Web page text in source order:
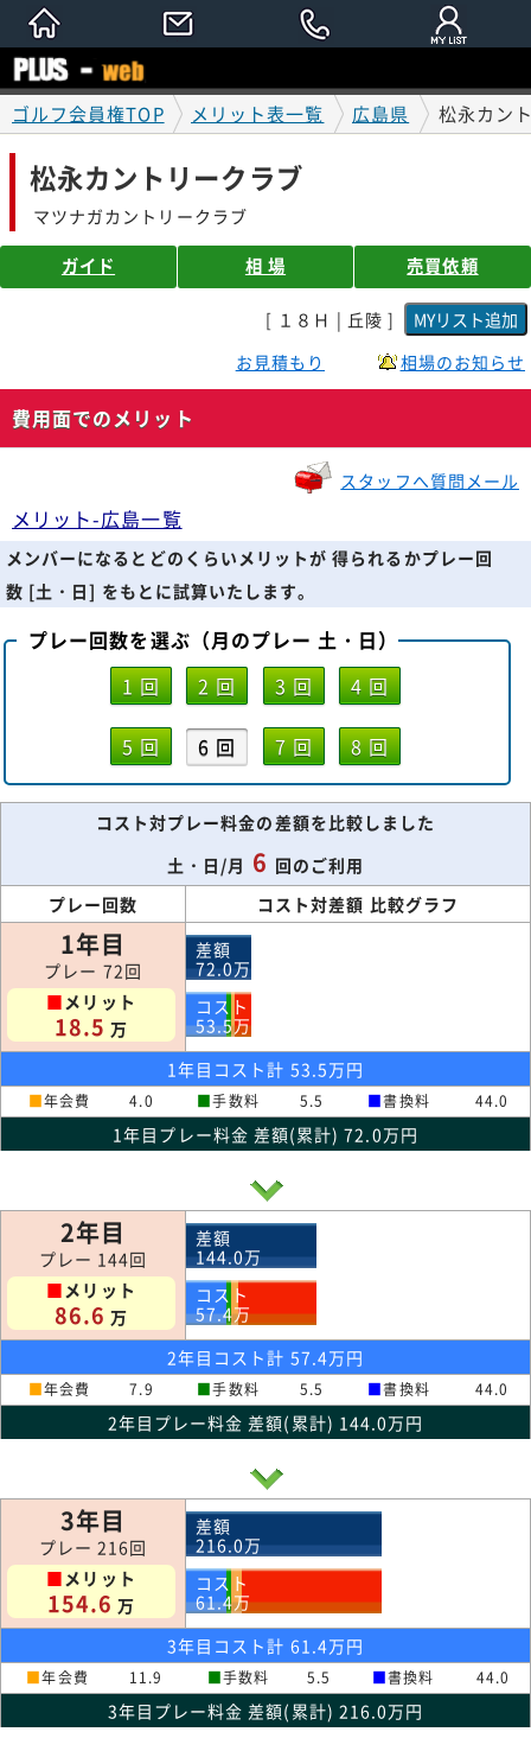
ゴルフ会員権TOP メリット表一覧 広島県 松永カン
松永カントリークラブ
マツナガカントリークラブ
ガイド 相 場 売買依頼
[ １８Ｈ | 丘陵 ]
お見積もり
相場のお知らせ
費用面でのメリット
スタッフへ質問メール
メリット-広島一覧
メンバーになるとどのくらいメリットが 得られるかプレー回
数 [土・日] をもとに試算いたします。
プレー回数を選ぶ（月のプレー 土・日）
1 回
2 回 3 回 4 回
5 回 6 回 7 回 8 回
コスト対プレー料金の差額を比較しました
土・日/月 6 回のご利用
プレー回数
コスト対差額 比較グラフ
1年目
プレー 72回
■メリット
18.5 万
差額
72.0万
コスト
53.5万
1年目コスト計 53.5万円
■年会費 4.0 ■手数料 5.5 ■書換料 44.0
1年目プレー料金 差額(累計) 72.0万円
2年目
プレー 144回
■メリット
86.6 万
差額
144.0万
コスト
57.4万
2年目コスト計 57.4万円
■年会費 7.9 ■手数料 5.5 ■書換料 44.0
2年目プレー料金 差額(累計) 144.0万円
3年目
プレー 216回
■メリット
154.6 万
差額
216.0万
コスト
61.4万
3年目コスト計 61.4万円
■年会費 11.9 ■手数料 5.5 ■書換料 44.0
3年目プレー料金 差額(累計) 216.0万円